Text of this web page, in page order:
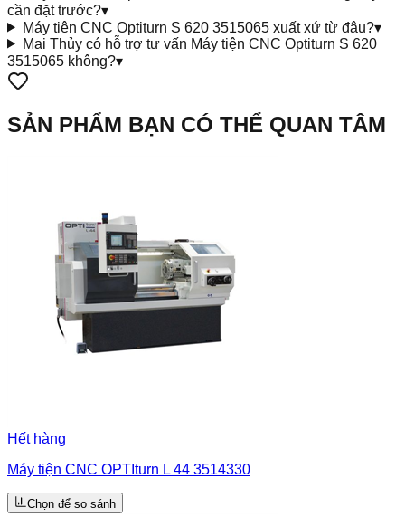
cần đặt trước?▾
Máy tiện CNC Optiturn S 620 3515065 xuất xứ từ đâu?▾
Mai Thủy có hỗ trợ tư vấn Máy tiện CNC Optiturn S 620
3515065 không?▾
SẢN PHẨM BẠN CÓ THỂ QUAN TÂM
Hết hàng
Máy tiện CNC OPTIturn L 44 3514330
Chọn để so sánh